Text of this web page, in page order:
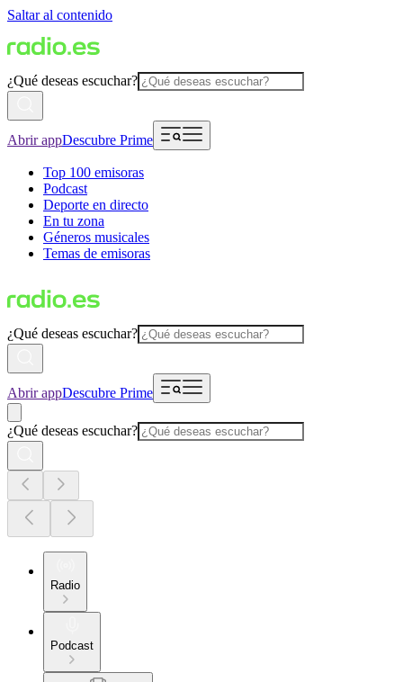
Saltar al contenido
¿Qué deseas escuchar?
Abrir appDescubre Prime
Top 100 emisoras
Podcast
Deporte en directo
En tu zona
Géneros musicales
Temas de emisoras
¿Qué deseas escuchar?
Abrir appDescubre Prime
¿Qué deseas escuchar?
Radio
Podcast